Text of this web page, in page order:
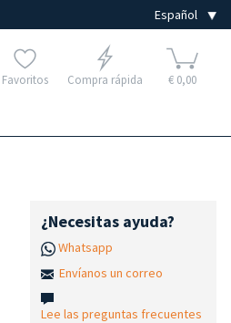
Favoritos Compra rápida € 0,00
¿Necesitas ayuda?
Whatsapp
Envíanos un correo
Lee las preguntas frecuentes